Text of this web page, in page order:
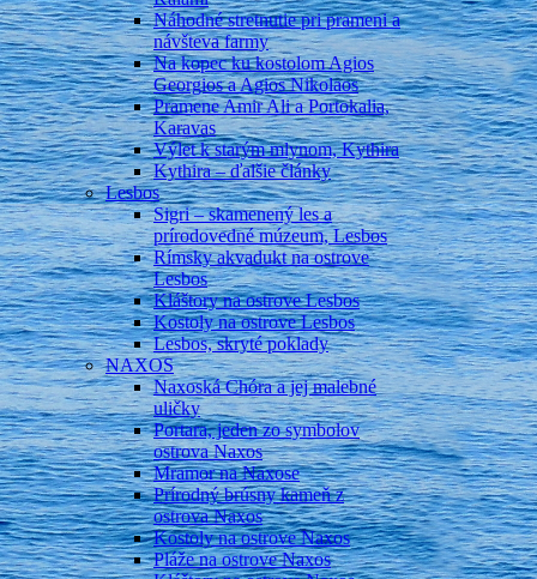
Náhodné stretnutie pri prameni a
návšteva farmy
Na kopec ku kostolom Agios
Georgios a Agios Nikolaos
Pramene Amir Ali a Portokalia,
Karavas
Výlet k starým mlynom, Kythira
Kythira – ďalšie články
Lesbos
Sigri – skamenený les a
prírodovedné múzeum, Lesbos
Rímsky akvadukt na ostrove
Lesbos
Kláštory na ostrove Lesbos
Kostoly na ostrove Lesbos
Lesbos, skryté poklady
NAXOS
Naxoská Chóra a jej malebné
uličky
Portara, jeden zo symbolov
ostrova Naxos
Mramor na Naxose
Prírodný brúsny kameň z
ostrova Naxos
Kostoly na ostrove Naxos
Pláže na ostrove Naxos